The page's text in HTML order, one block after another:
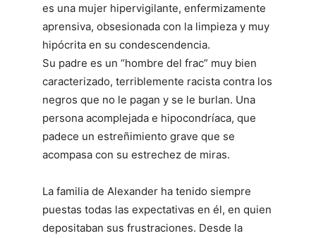
es una mujer hipervigilante, enfermizamente
aprensiva, obsesionada con la limpieza y muy
hipócrita en su condescendencia.
Su padre es un “hombre del frac” muy bien
caracterizado, terriblemente racista contra los
negros que no le pagan y se le burlan. Una
persona acomplejada e hipocondríaca, que
padece un estreñimiento grave que se
acompasa con su estrechez de miras.
La familia de Alexander ha tenido siempre
puestas todas las expectativas en él, en quien
depositaban sus frustraciones. Desde la